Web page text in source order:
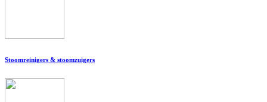
Stoomreinigers & stoomzuigers